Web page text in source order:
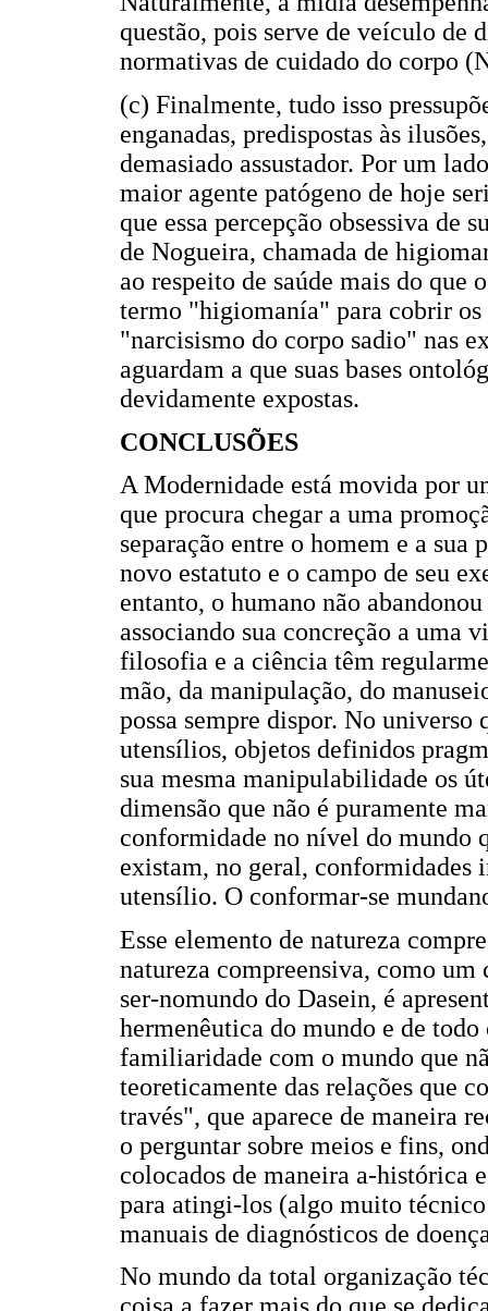
questão, pois serve de veículo de
normativas de cuidado do corpo
(c) Finalmente, tudo isso
enganadas, predispostas às
demasiado assustador. Por um
maior agente patógeno de hoje
que essa percepção obsessiva de
de Nogueira, chamada de
ao respeito de saúde mais do
termo "higiomanía" para cobrir
"narcisismo do corpo sadio" nas
aguardam a que suas bases
devidamente expostas.
CONCLUSÕES
A Modernidade está movida por
que procura chegar a uma
separação entre o homem e a
novo estatuto e o campo de seu
entanto, o humano não
associando sua concreção a uma
filosofia e a ciência têm
mão, da manipulação, do
possa sempre dispor. No
utensílios, objetos definidos
sua mesma manipulabilidade os
dimensão que não é puramente
conformidade no nível do mundo
existam, no geral, conformidades
utensílio. O conformar-se
Esse elemento de natureza
natureza compreensiva, como
ser-nomundo do Dasein, é
hermenêutica do mundo e de
familiaridade com o mundo que
teoreticamente das relações que
través", que aparece de maneira
o perguntar sobre meios e fins,
colocados de maneira a-histórica
para atingi-los (algo muito
manuais de diagnósticos de
No mundo da total organização